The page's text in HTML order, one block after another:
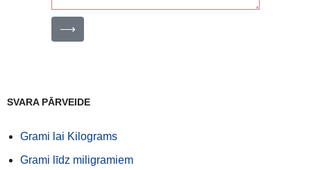
⟶
SVARA PĀRVEIDE
Grami lai Kilograms
Grami līdz miligramiem